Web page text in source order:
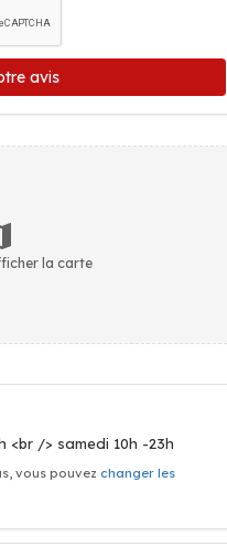
avis
la carte
<br /> samedi 10h -23h
vous pouvez changer les